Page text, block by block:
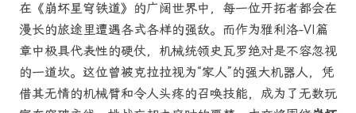
在《崩坏星穹铁道》的广阔世界中，每一位开拓者都会在
漫长的旅途里遭遇各式各样的强敌。而作为雅利洛-VI篇
章中极具代表性的硬仗，机械统领史瓦罗绝对是不容忽视
的一道坎。这位曾被克拉拉视为“家人”的强大机器人，凭
借其无情的机械臂和令人头疼的召唤技能，成为了无数玩